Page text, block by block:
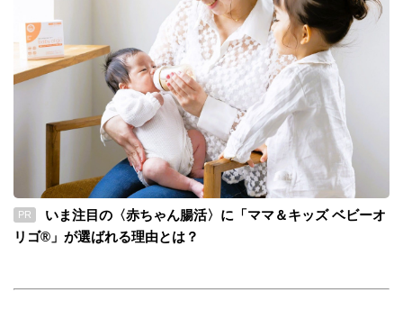
PR
いま注目の〈赤ちゃん腸活〉に「ママ＆キッズ ベビーオ
リゴ®」が選ばれる理由とは？